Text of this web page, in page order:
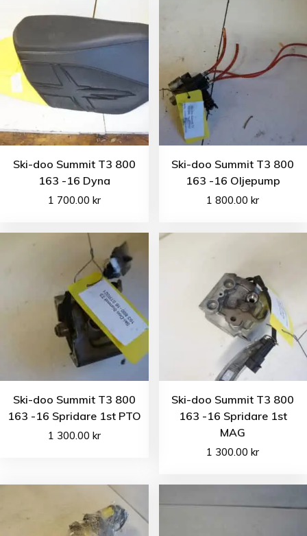
Ski-doo Summit T3 800
163 -16 Dyna
1 700.00 kr
Ski-doo Summit T3 800
163 -16 Oljepump
1 800.00kr
Ski-doo Summit T3 800
163 -16 Spridare 1st PTO
1 300.00 kr
Ski-doo Summit T3 800
163 -16 Spridare 1st
MAG
1 300.00kr